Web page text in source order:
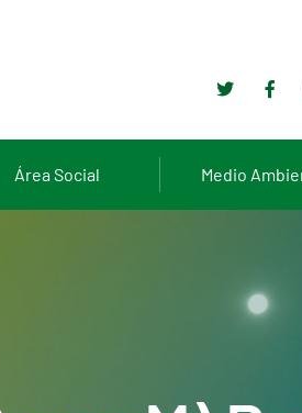
Área Social Medio